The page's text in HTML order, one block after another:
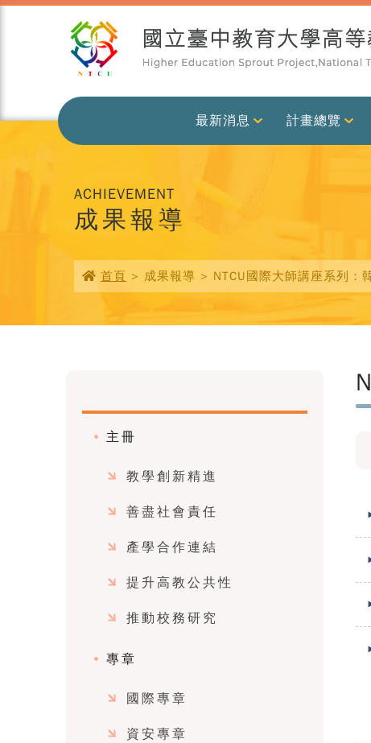
最新消息 計畫總覽
ACHIEVEMENT
成果報導
首頁 > 成果報導 > NTCU國際大師講座系列：
主冊
教學創新精進
善盡社會責任
產學合作連結
提升高教公共性
推動校務研究
專章
國際專章
資安專章